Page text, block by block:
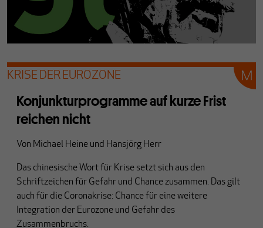
KRISE DER EUROZONE
Konjunkturprogramme auf kurze Frist
reichen nicht
Von Michael Heine und Hansjörg Herr
Das chinesische Wort für Krise setzt sich aus den
Schriftzeichen für Gefahr und Chance zusammen. Das gilt
auch für die Coronakrise: Chance für eine weitere
Integration der Eurozone und Gefahr des
Zusammenbruchs.